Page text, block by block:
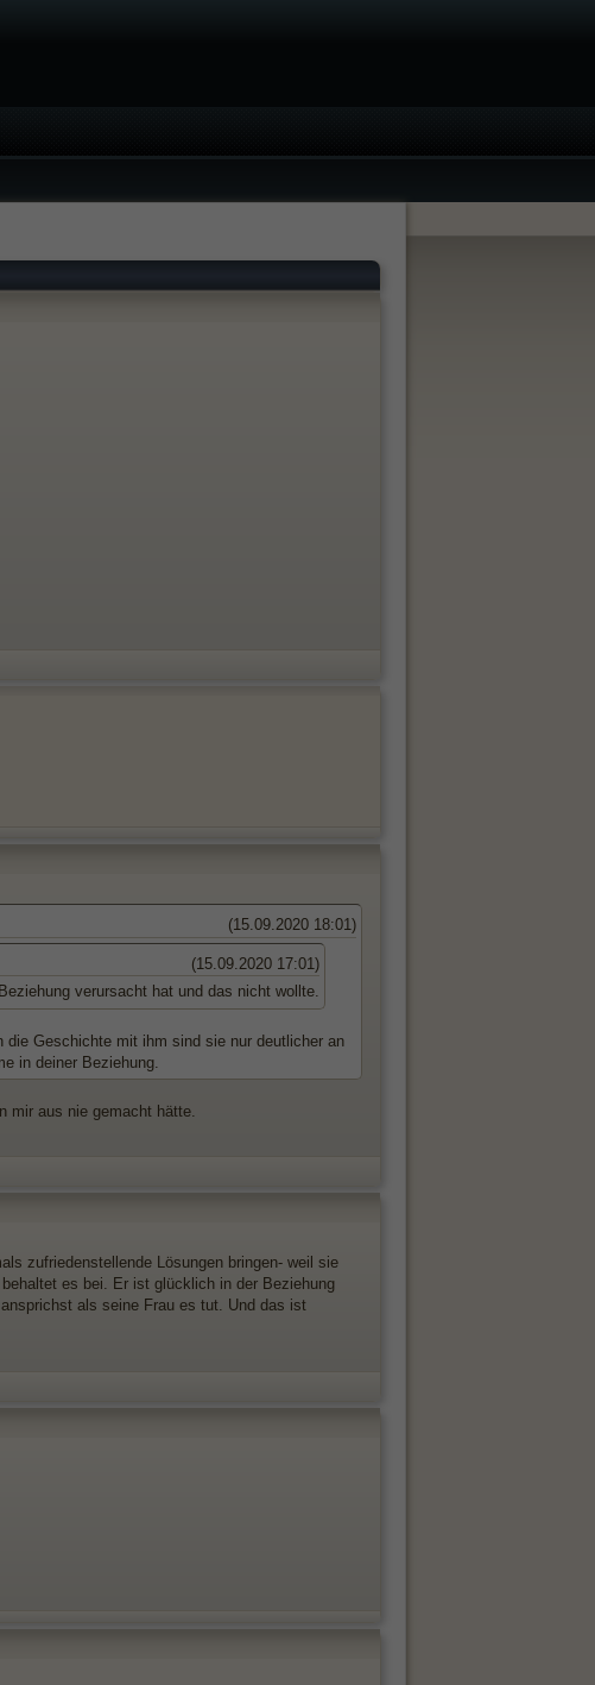
(15.09.2020 18:01)
(15.09.2020 17:01)
verursacht hat und das nicht wollte.
die Geschichte mit ihm sind sie nur deutlicher an
in deiner Beziehung.
mir aus nie gemacht hätte.
zufriedenstellende Lösungen bringen- weil sie
es bei. Er ist glücklich in der Beziehung
als seine Frau es tut. Und das ist